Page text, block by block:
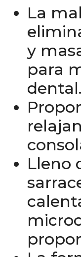
La
y
para
dental.
Lleno